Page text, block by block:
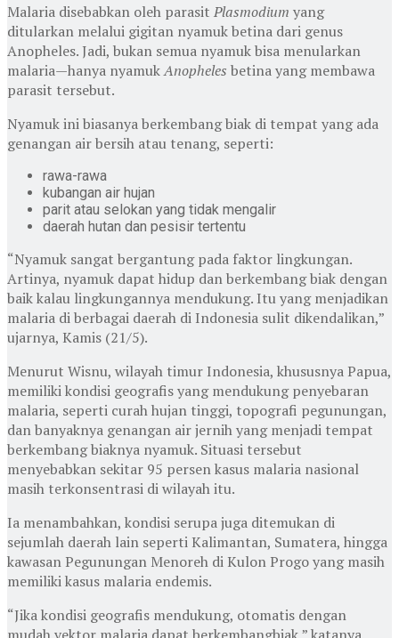
Malaria disebabkan oleh parasit Plasmodium yang
ditularkan melalui gigitan nyamuk betina dari genus
Anopheles. Jadi, bukan semua nyamuk bisa menularkan
malaria—hanya nyamukAnopheles betina yang membawa
parasit tersebut.
Nyamuk ini biasanya berkembang biak di tempat yang ada
genangan air bersih atau tenang, seperti:
rawa-rawa
kubangan air hujan
parit atau selokan yang tidak mengalir
daerah hutan dan pesisir tertentu
“Nyamuk sangat bergantung pada faktor lingkungan.
Artinya, nyamuk dapat hidup dan berkembang biak dengan
baik kalau lingkungannya mendukung. Itu yang menjadikan
malaria di berbagai daerah di Indonesia sulit dikendalikan,”
ujarnya, Kamis (21/5).
Menurut Wisnu, wilayah timur Indonesia, khususnya Papua,
memiliki kondisi geografis yang mendukung penyebaran
malaria, seperti curah hujan tinggi, topografi pegunungan,
dan banyaknya genangan air jernih yang menjadi tempat
berkembang biaknya nyamuk. Situasi tersebut
menyebabkan sekitar 95 persen kasus malaria nasional
masih terkonsentrasi di wilayah itu.
Ia menambahkan, kondisi serupa juga ditemukan di
sejumlah daerah lain seperti Kalimantan, Sumatera, hingga
kawasan Pegunungan Menoreh di Kulon Progo yang masih
memiliki kasus malaria endemis.
“Jika kondisi geografis mendukung, otomatis dengan